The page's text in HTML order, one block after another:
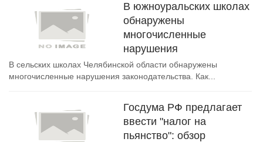
В южноуральских школах
обнаружены
многочисленные
нарушения
В сельских школах Челябинской области обнаружены
многочисленные нарушения законодательства. Как...
Госдума РФ предлагает
ввести "налог на
пьянство": обзор